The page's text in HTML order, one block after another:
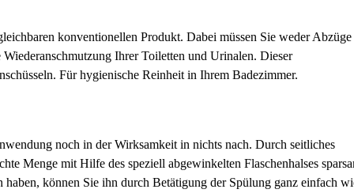
konventionellen Produkt. Dabei müssen Sie weder
Ihrer Toiletten und Urinalen. Dieser
Für hygienische Reinheit in Ihrem Badezimmer.
noch in der Wirksamkeit in nichts nach. Durch seitliches
Menge mit Hilfe des speziell abgewinkelten Flaschenhalses
können Sie ihn durch Betätigung der Spülung ganz einfach